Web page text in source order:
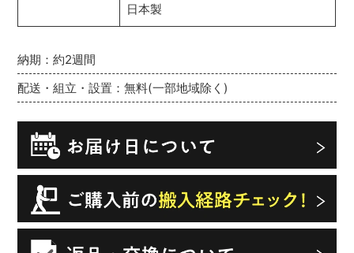
納期：約2週間
配送・組立・設置：無料(一部地域除く)
日本製